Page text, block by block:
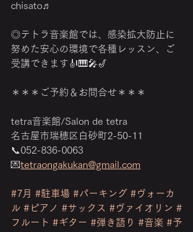
chisato♬
◎テトラ音楽館では、感染拡大防止に
努めた安心の環境で各種レッスン、ご
受講できます🎻🎹🎤🎷
＊＊＊ご予約＆お問合せ＊＊＊
tetra音楽館/Salon de tetra
名古屋市瑞穂区白砂町2-50-11
📞052-836-0063
💌tetraongakukan@gmail.com
#7月 #駐車場 #パーキング #ヴォーカ
ル #ピアノ #サックス #ヴァイオリン #
フルート #ギター #弾き語り #音楽 #予